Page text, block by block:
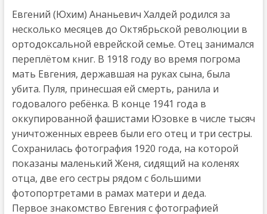
Евгений (Юхим) Ананьевич Халдей родился за
несколько месяцев до Октябрьской революции в
ортодоксальной еврейской семье. Отец занимался
переплётом книг. В 1918 году во время погрома
мать Евгения, державшая на руках сына, была
убита. Пуля, принесшая ей смерть, ранила и
годовалого ребёнка. В конце 1941 года в
оккупированной фашистами Юзовке в числе тысяч
уничтоженных евреев были его отец и три сестры.
Сохранилась фотография 1920 года, на которой
показаны маленький Женя, сидящий на коленях
отца, две его сестры рядом с большими
фотопортретами в рамах матери и деда.
Первое знакомство Евгения с фотографией